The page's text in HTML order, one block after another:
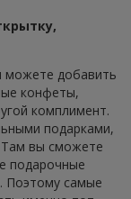
можете добавить
конфеты,
комплимент.
подарками,
Там вы сможете
подарочные
Поэтому самые